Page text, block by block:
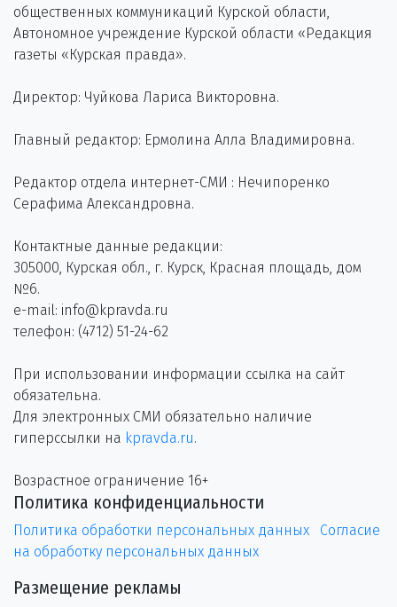
общественных коммуникаций Курской области,
Автономное учреждение Курской области «Редакция
газеты «Курская правда».
Директор: Чуйкова Лариса Викторовна.
Главный редактор: Ермолина Алла Владимировна.
Редактор отдела интернет-СМИ : Нечипоренко
Серафима Александровна.
Контактные данные редакции:
305000, Курская обл., г. Курск, Красная площадь, дом
№6.
e-mail: info@kpravda.ru
телефон: (4712) 51-24-62
При использовании информации ссылка на сайт
обязательна.
Для электронных СМИ обязательно наличие
гиперссылки на kpravda.ru.
Возрастное ограничение 16+
Политика конфиденциальности
Политика обработки персональных данных
Согласие
на обработку персональных данных
Размещение рекламы